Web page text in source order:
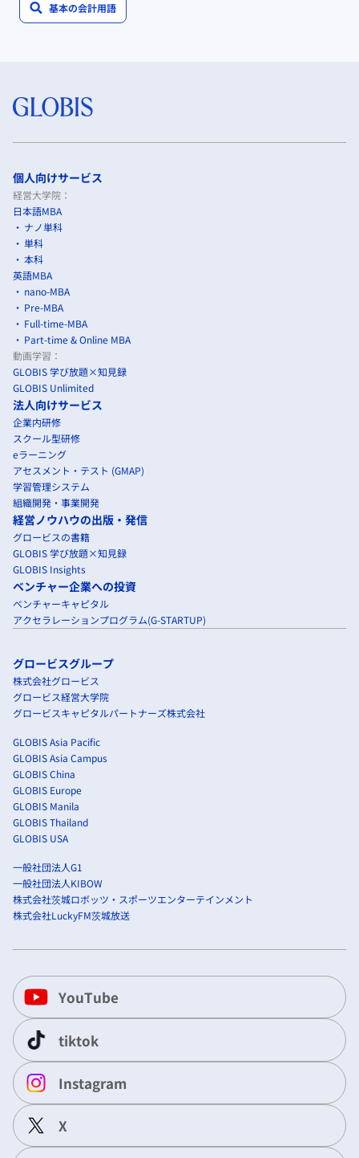
基本の会計用語
個人向けサービス
経営大学院：
日本語MBA
ナノ単科
単科
本科
英語MBA
nano-MBA
Pre-MBA
Full-time-MBA
Part-time & Online MBA
動画学習：
GLOBIS 学び放題×知見録
GLOBIS Unlimited
法人向けサービス
企業内研修
スクール型研修
eラーニング
アセスメント・テスト (GMAP)
学習管理システム
組織開発・事業開発
経営ノウハウの出版・発信
グロービスの書籍
GLOBIS 学び放題×知見録
GLOBIS Insights
ベンチャー企業への投資
ベンチャーキャピタル
アクセラレーションプログラム(G-STARTUP)
グロービスグループ
株式会社グロービス
グロービス経営大学院
グロービスキャピタルパートナーズ株式会社
GLOBIS Asia Pacific
GLOBIS Asia Campus
GLOBIS China
GLOBIS Europe
GLOBIS Manila
GLOBIS Thailand
GLOBIS USA
一般社団法人G1
一般社団法人KIBOW
株式会社茨城ロボッツ・スポーツエンターテインメント
株式会社LuckyFM茨城放送
YouTube
tiktok
Instagram
X